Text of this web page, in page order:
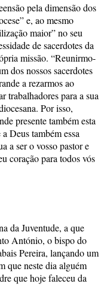
pela dimensão dos
e, ao mesmo
maior” no seu
de sacerdotes da
missão. “Reunirmo-
dos nossos sacerdotes
a rezarmos ao
trabalhadores para a sua
Por isso,
presente também esta
Deus também essa
a ser o vosso pastor e
coração para todos vós
da Juventude, a que
António, o bispo do
Pereira, lançando um
que neste dia alguém
que hoje faleceu da